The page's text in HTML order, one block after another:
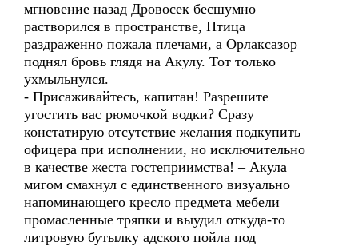
мгновение назад Дровосек бесшумно
растворился в пространстве, Птица
раздраженно пожала плечами, а Орлаксазор
поднял бровь глядя на Акулу. Тот только
ухмыльнулся.
- Присаживайтесь, капитан! Разрешите
угостить вас рюмочкой водки? Сразу
констатирую отсутствие желания подкупить
офицера при исполнении, но исключительно
в качестве жеста гостеприимства! – Акула
мигом смахнул с единственного визуально
напоминающего кресло предмета мебели
промасленные тряпки и выудил откуда-то
литровую бутылку адского пойла под